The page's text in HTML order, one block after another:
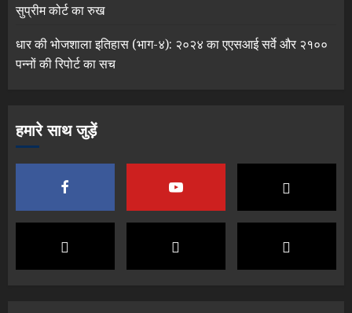
सुप्रीम कोर्ट का रुख
धार की भोजशाला इतिहास (भाग-४): २०२४ का एएसआई सर्वे और २१००
पन्नों की रिपोर्ट का सच
हमारे साथ जुड़ें